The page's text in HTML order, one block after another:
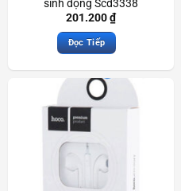
sinh động Scd3338
201.200₫
Đọc Tiếp